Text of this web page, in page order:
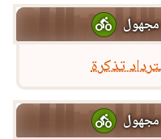
 مجهول
 مجهول